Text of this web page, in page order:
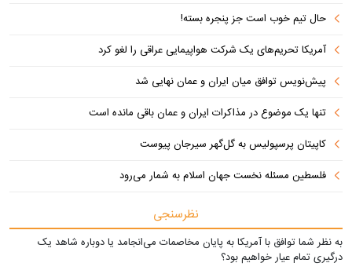
حال تیم خوب است جز پنجره بسته!
آمریکا تحریم‌های یک شرکت هواپیمایی عراقی را لغو کرد
پیش‌نویس توافق میان ایران و عمان نهایی شد
تنها یک موضوع در مذاکرات ایران و عمان باقی مانده است
کاپیتان پرسپولیس به گل‌گهر سیرجان پیوست
فلسطین مسئله نخست جهان اسلام به شمار می‌رود
نظرسنجی
به نظر شما توافق با آمریکا به پایان مخاصمات می‌انجامد یا دوباره شاهد یک
درگیری تمام عیار خواهیم بود؟